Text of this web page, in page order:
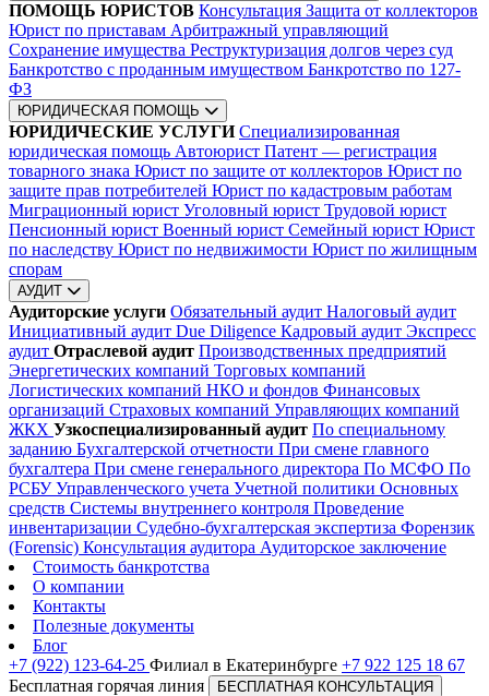
ПОМОЩЬ ЮРИСТОВ Консультация Защита от коллекторов
Юрист по приставам Арбитражный управляющий
Сохранение имущества Реструктуризация долгов через суд
Банкротство с проданным имуществом Банкротство по 127-
ФЗ
ЮРИДИЧЕСКАЯ ПОМОЩЬ
ЮРИДИЧЕСКИЕ УСЛУГИСпециализированная
юридическая помощь Автоюрист Патент — регистрация
товарного знака Юрист по защите от коллекторов Юрист по
защите прав потребителей Юрист по кадастровым работам
Миграционный юрист Уголовный юрист Трудовой юрист
Пенсионный юрист Военный юрист Семейный юрист Юрист
по наследству Юрист по недвижимости Юрист по жилищным
спорам
АУДИТ
Аудиторские услуги Обязательный аудит Налоговый аудит
Инициативный аудит Due Diligence Кадровый аудит Экспресс
аудит Отраслевой аудит Производственных предприятий
Энергетических компаний Торговых компаний
Логистических компаний НКО и фондов Финансовых
организаций Страховых компаний Управляющих компаний
ЖКХ Узкоспециализированный аудит По специальному
заданию Бухгалтерской отчетности При смене главного
бухгалтера При смене генерального директора По МСФО По
РСБУУправленческого учета Учетной политики Основных
средств Системы внутреннего контроля Проведение
инвентаризации Судебно-бухгалтерская экспертиза Форензик
(Forensic) Консультация аудитора Аудиторское заключение
Стоимость банкротства
О компании
Контакты
Полезные документы
Блог
+7 (922) 123-64-25 Филиал в Екатеринбурге +7 922 125 18 67
Бесплатная горячая линия
БЕСПЛАТНАЯ КОНСУЛЬТАЦИЯ